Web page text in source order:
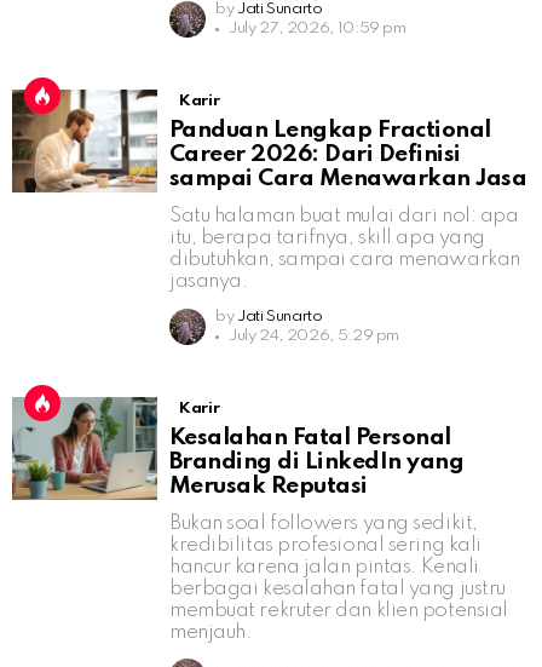
by Jati Sunarto
July 27, 2026, 10:59 pm
Karir
Panduan Lengkap Fractional
Career 2026: Dari Definisi
sampai Cara Menawarkan Jasa
Satu halaman buat mulai dari nol: apa
itu, berapa tarifnya, skill apa yang
dibutuhkan, sampai cara menawarkan
jasanya.
by Jati Sunarto
July 24, 2026, 5:29 pm
Karir
Kesalahan Fatal Personal
Branding di LinkedIn yang
Merusak Reputasi
Bukan soal followers yang sedikit,
kredibilitas profesional sering kali
hancur karena jalan pintas. Kenali
berbagai kesalahan fatal yang justru
membuat rekruter dan klien potensial
menjauh.